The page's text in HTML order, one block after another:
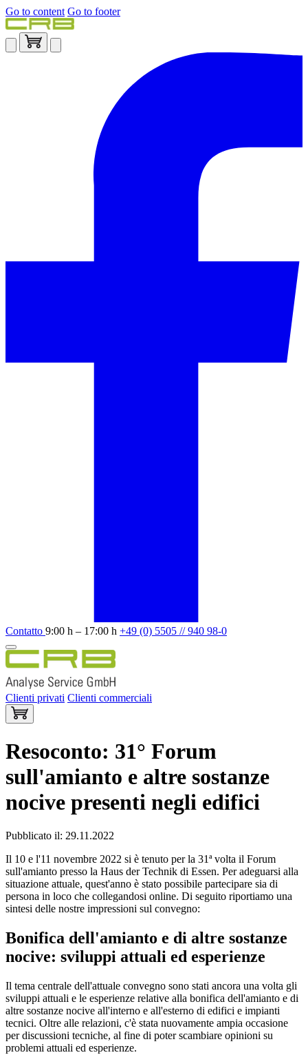
Go to content Go to footer
Contatto 9:00 h – 17:00 h +49 (0) 5505 // 940 98-0
Clienti privati Clienti commerciali
Resoconto: 31° Forum
sull'amianto e altre sostanze
nocive presenti negli edifici
Pubblicato il: 29.11.2022
Il 10 e l'11 novembre 2022 si è tenuto per la 31ª volta il Forum
sull'amianto presso la Haus der Technik di Essen. Per adeguarsi alla
situazione attuale, quest'anno è stato possibile partecipare sia di
persona in loco che collegandosi online. Di seguito riportiamo una
sintesi delle nostre impressioni sul convegno:
Bonifica dell'amianto e di altre sostanze
nocive: sviluppi attuali ed esperienze
Il tema centrale dell'attuale convegno sono stati ancora una volta gli
sviluppi attuali e le esperienze relative alla bonifica dell'amianto e di
altre sostanze nocive all'interno e all'esterno di edifici e impianti
tecnici. Oltre alle relazioni, c'è stata nuovamente ampia occasione
per discussioni tecniche, al fine di poter scambiare opinioni su
problemi attuali ed esperienze.